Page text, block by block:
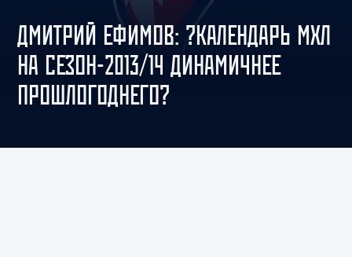
ДМИТРИЙ ЕФИМОВ: ?КАЛЕНДАРЬ МХЛ
НА СЕЗОН-2013/14 ДИНАМИЧНЕЕ
ПРОШЛОГОДНЕГО?